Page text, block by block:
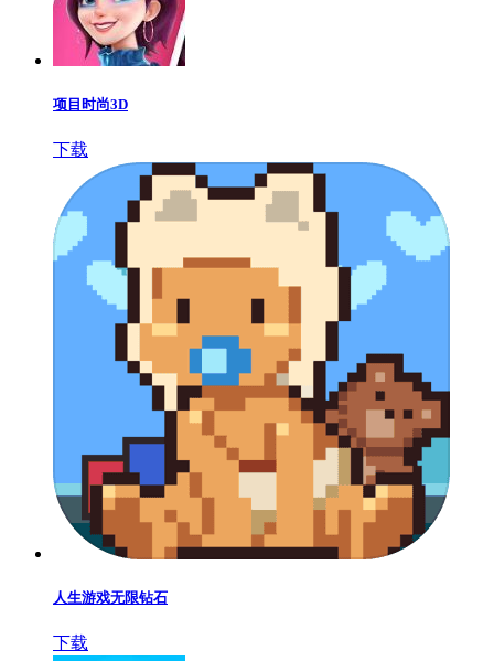
项目时尚3D
下载
人生游戏无限钻石
下载